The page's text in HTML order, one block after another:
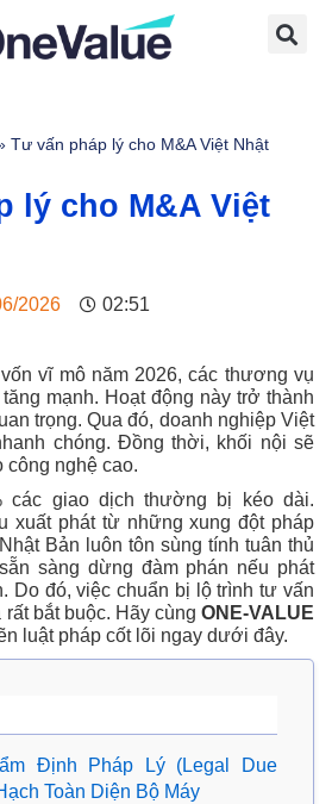
Tư vấn pháp lý cho M&A Việt Nhật
lý cho M&A Việt
2026 02:51
vĩ mô năm 2026, các thương vụ
mạnh. Hoạt động này trở thành
trọng. Qua đó, doanh nghiệp Việt
chóng. Đồng thời, khối nội sẽ
công nghệ cao.
các giao dịch thường bị kéo dài.
xuất phát từ những xung đột pháp
Bản luôn tôn sùng tính tuân thủ
sàng dừng đàm phán nếu phát
Do đó, việc chuẩn bị lộ trình tư vấn
bắt buộc. Hãy cùng ONE-VALUE
luật pháp cốt lõi ngay dưới đây.
Định Pháp Lý (Legal Due
Toàn Diện Bộ Máy